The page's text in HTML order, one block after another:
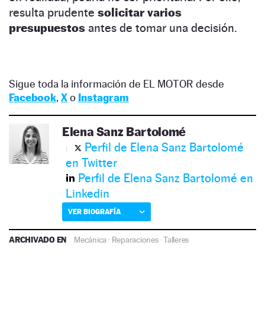
resulta prudente solicitar varios
presupuestos antes de tomar una decisión.
Sigue toda la información de EL MOTOR desde
Facebook, Xo Instagram
Elena Sanz Bartolomé
Perfil de Elena Sanz Bartolomé
en Twitter
Perfil de Elena Sanz Bartolomé en
Linkedin
VER BIOGRAFÍA
ARCHIVADO EN Mecánica · Reparaciones·Talleres